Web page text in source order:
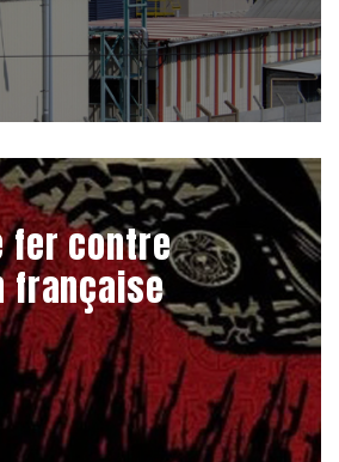
fer contre
française